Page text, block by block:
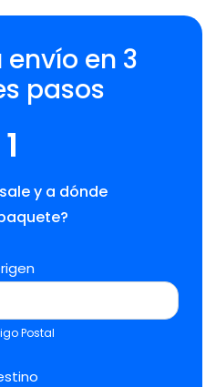
en 3
pasos
1
y a dónde
Postal